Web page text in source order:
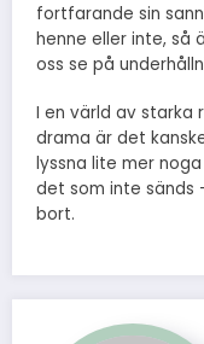
fortfarande sin
henne eller inte, så
oss se på
I en värld av starka
drama är det
lyssna lite mer
det som inte sänds
bort.